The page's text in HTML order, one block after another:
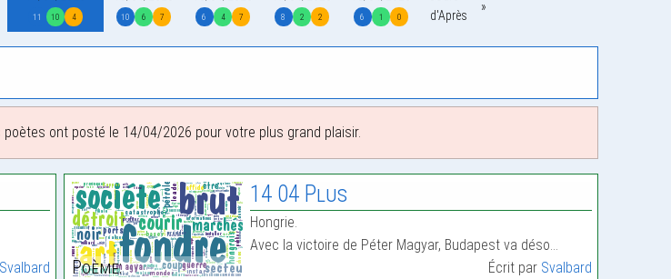
11 10 4 10 6 7 6 4 7 8 2 2 6 1 0
d'Après
ont posté le 14/04/2026 pour votre plus grand plaisir.
Svalbard Poème:
14 04 Plus
Hongrie.
Avec la victoire de Péter Magyar, Budapest va déso…
Écrit par Svalbard